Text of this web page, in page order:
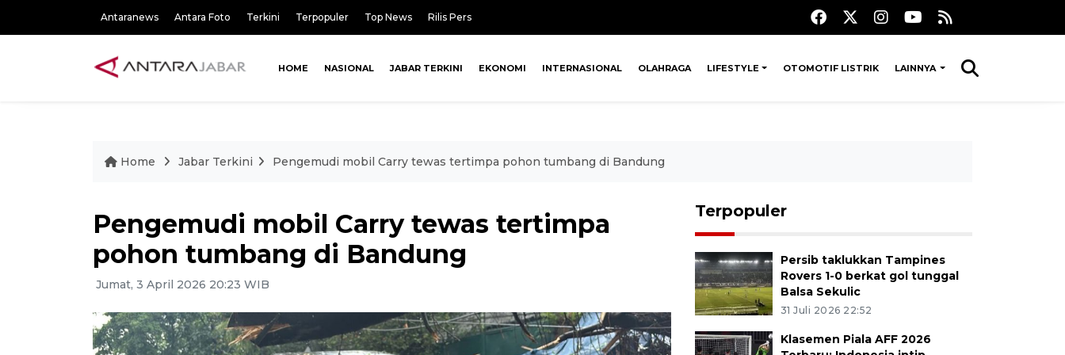
Antaranews Antara Foto Terkini Terpopuler Top News Rilis Pers
HOME NASIONAL JABAR TERKINI EKONOMI INTERNASIONAL OLAHRAGA LIFESTYLE OTOMOTIF LISTRIK LAINNYA
Home Jabar Terkini Pengemudi mobil Carry tewas tertimpa pohon tumbang di Bandung
Pengemudi mobil Carry tewas tertimpa
pohon tumbang di Bandung
Jumat, 3 April 2026 20:23 WIB
Terpopuler
Persib taklukkan Tampines
Rovers 1-0 berkat gol tunggal
Balsa Sekulic
31 Juli 2026 22:52
Klasemen Piala AFF 2026